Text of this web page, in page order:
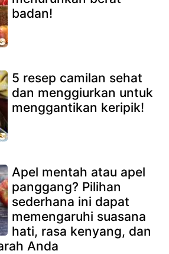
badan!
5 resep camilan sehat
dan menggiurkan untuk
menggantikan keripik!
Apel mentah atau apel
panggang? Pilihan
sederhana ini dapat
memengaruhi suasana
hati, rasa kenyang, dan
Anda